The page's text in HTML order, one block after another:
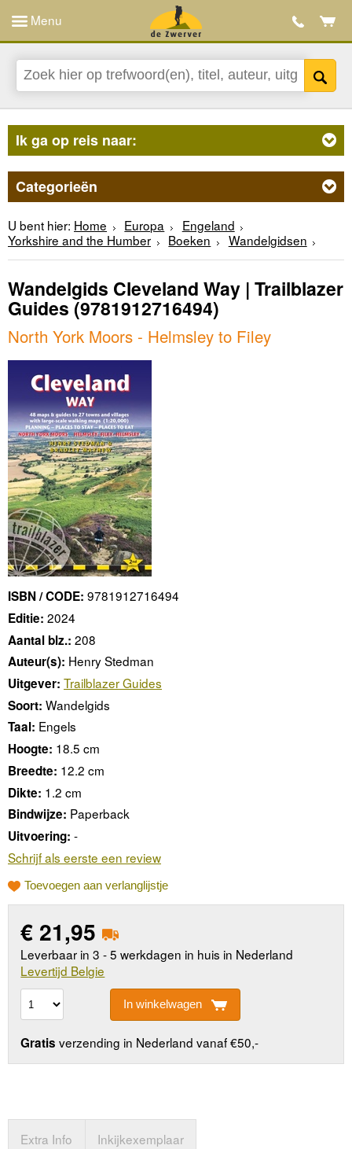
Menu
Ik ga op reis naar:
Categorieën
U bent hier: Home Europa
Engeland
Yorkshire and the Humber
Boeken Wandelgidsen
Wandelgids Cleveland Way | Trailblazer
Guides (9781912716494)
North York Moors - Helmsley to Filey
ISBN / CODE: 9781912716494
Editie: 2024
Aantal blz.: 208
Auteur(s): Henry Stedman
Uitgever: Trailblazer Guides
Soort: Wandelgids
Taal: Engels
Hoogte: 18.5 cm
Breedte: 12.2 cm
Dikte: 1.2 cm
Bindwijze: Paperback
Uitvoering: -
Schrijf als eerste een review
Toevoegen aan verlanglijstje
€ 21,95
Leverbaar in 3 - 5 werkdagen in huis in Nederland
Levertijd Belgie
In winkelwagen
Gratis verzending in Nederland vanaf €50,-
Extra Info Inkijkexemplaar